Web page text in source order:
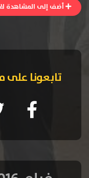
أضف إلى المشاهدة
تابعونا على